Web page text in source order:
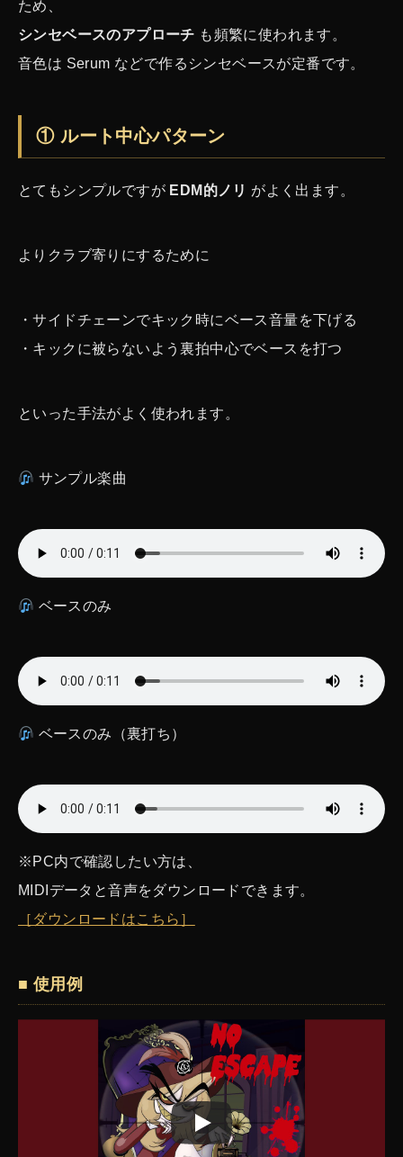
ため、
シンセベースのアプローチ も頻繁に使われます。
音色は Serum などで作るシンセベースが定番です。
① ルート中心パターン
とてもシンプルですが EDM的ノリ がよく出ます。
よりクラブ寄りにするために
・サイドチェーンでキック時にベース音量を下げる
・キックに被らないよう裏拍中心でベースを打つ
といった手法がよく使われます。
サンプル楽曲
ベースのみ
ベースのみ（裏打ち）
※PC内で確認したい方は、
MIDIデータと音声をダウンロードできます。
［ダウンロードはこちら］
■ 使用例